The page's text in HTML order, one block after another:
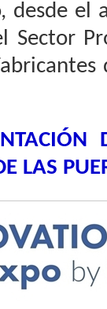
el
Sector
LAS